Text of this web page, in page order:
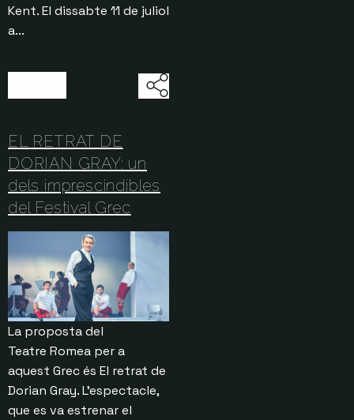
Kent. El dissabte 11 de juliol
a...
EL RETRAT DE
DORIAN GRAY: un
dels imprescindibles
del Festival Grec
La proposta del
Teatre Romea per a
aquest Grec és El retrat de
Dorian Gray. L’espectacle,
que es va estrenar el